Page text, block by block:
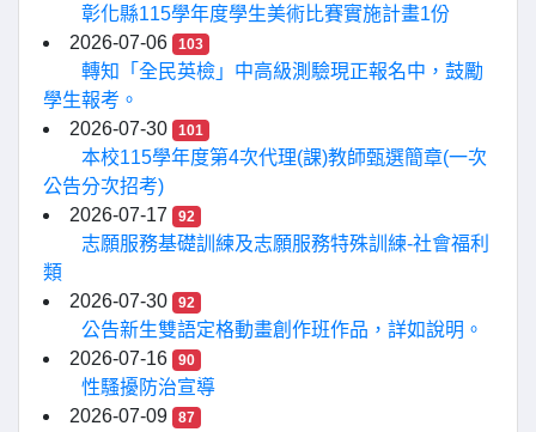
彰化縣115學年度學生美術比賽實施計畫1份
2026-07-06
103
轉知「全民英檢」中高級測驗現正報名中，鼓勵
學生報考。
2026-07-30
101
本校115學年度第4次代理(課)教師甄選簡章(一次
公告分次招考)
2026-07-17
92
志願服務基礎訓練及志願服務特殊訓練-社會福利
類
2026-07-30
92
公告新生雙語定格動畫創作班作品，詳如說明。
2026-07-16
90
性騷擾防治宣導
2026-07-09
87